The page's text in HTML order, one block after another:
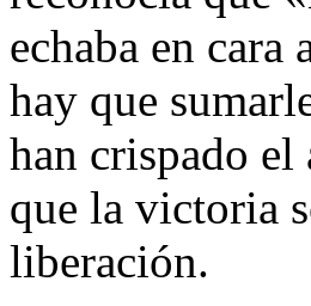
echaba en cara
hay que
han crispado el
que la victoria
liberación.